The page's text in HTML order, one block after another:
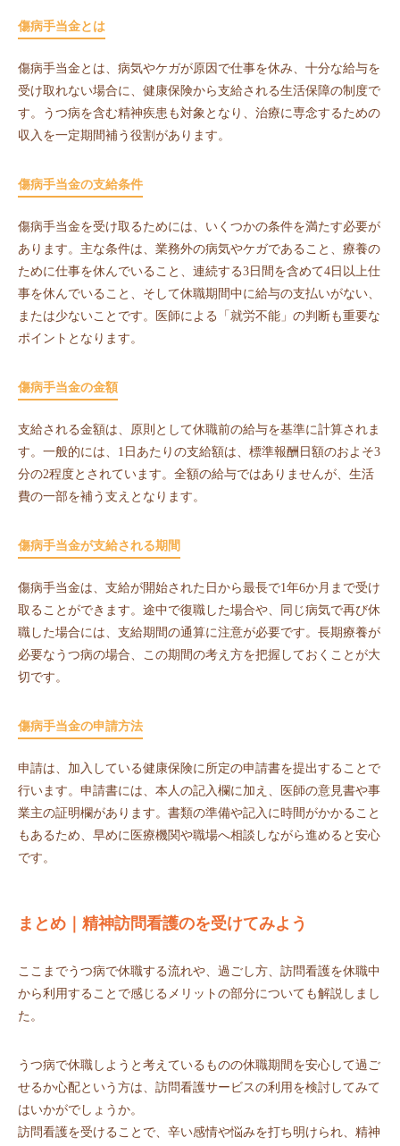
傷病手当金とは
傷病手当金とは、病気やケガが原因で仕事を休み、十分な給与を
受け取れない場合に、健康保険から支給される生活保障の制度で
す。うつ病を含む精神疾患も対象となり、治療に専念するための
収入を一定期間補う役割があります。
傷病手当金の支給条件
傷病手当金を受け取るためには、いくつかの条件を満たす必要が
あります。主な条件は、業務外の病気やケガであること、療養の
ために仕事を休んでいること、連続する3日間を含めて4日以上仕
事を休んでいること、そして休職期間中に給与の支払いがない、
または少ないことです。医師による「就労不能」の判断も重要な
ポイントとなります。
傷病手当金の金額
支給される金額は、原則として休職前の給与を基準に計算されま
す。一般的には、1日あたりの支給額は、標準報酬日額のおよそ3
分の2程度とされています。全額の給与ではありませんが、生活
費の一部を補う支えとなります。
傷病手当金が支給される期間
傷病手当金は、支給が開始された日から最長で1年6か月まで受け
取ることができます。途中で復職した場合や、同じ病気で再び休
職した場合には、支給期間の通算に注意が必要です。長期療養が
必要なうつ病の場合、この期間の考え方を把握しておくことが大
切です。
傷病手当金の申請方法
申請は、加入している健康保険に所定の申請書を提出することで
行います。申請書には、本人の記入欄に加え、医師の意見書や事
業主の証明欄があります。書類の準備や記入に時間がかかること
もあるため、早めに医療機関や職場へ相談しながら進めると安心
です。
まとめ｜精神訪問看護のを受けてみよう
ここまでうつ病で休職する流れや、過ごし方、訪問看護を休職中
から利用することで感じるメリットの部分についても解説しまし
た。
うつ病で休職しようと考えているものの休職期間を安心して過ご
せるか心配という方は、訪問看護サービスの利用を検討してみて
はいかがでしょうか。
訪問看護を受けることで、辛い感情や悩みを打ち明けられ、精神